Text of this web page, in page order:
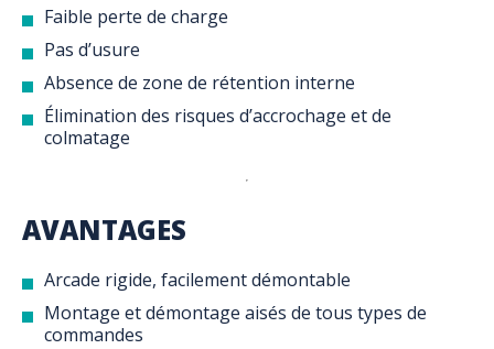
Faible perte de charge
Pas d’usure
Absence de zone de rétention interne
Élimination des risques d’accrochage et de
colmatage
AVANTAGES
Arcade rigide, facilement démontable
Montage et démontage aisés de tous types de
commandes